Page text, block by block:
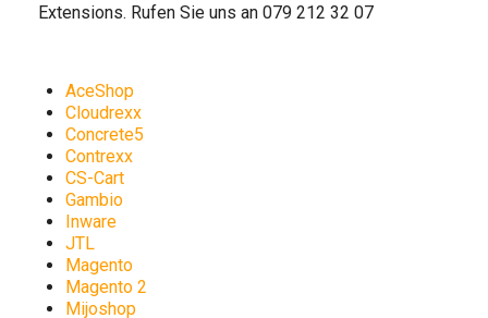
Extensions. Rufen Sie uns an 079 212 32 07
AceShop
Cloudrexx
Concrete5
Contrexx
CS-Cart
Gambio
Inware
JTL
Magento
Magento 2
Mijoshop